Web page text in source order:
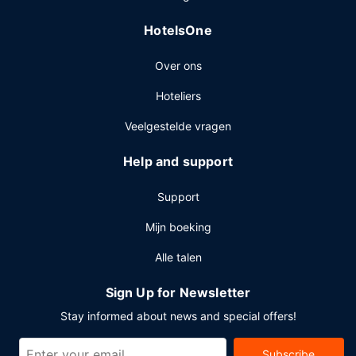
HotelsOne
Over ons
Hoteliers
Veelgestelde vragen
Help and support
Support
Mijn boeking
Alle talen
Sign Up for Newsletter
Stay informed about news and special offers!